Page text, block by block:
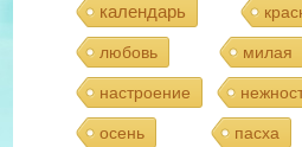
календарь
любовь милая
настроение
осень пасха